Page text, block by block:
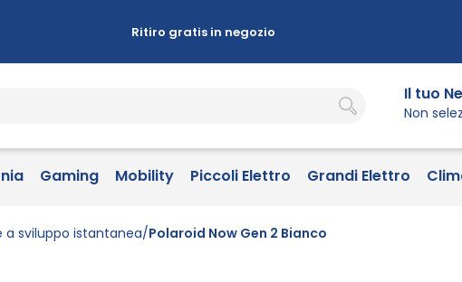
Ritiro gratis in negozio
Il tuo
Non
Gaming Mobility Piccoli Elettro Grandi Elettro
a sviluppo istantanea Polaroid Now Gen 2 Bianco